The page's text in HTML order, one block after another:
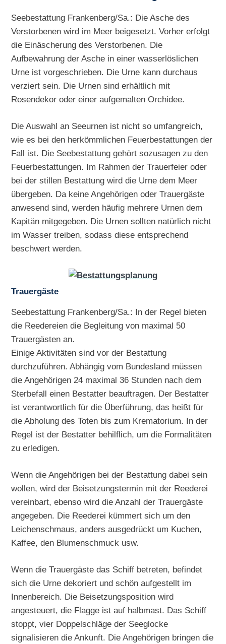
Seebestattung Frankenberg/Sa.: Die Asche des
Verstorbenen wird im Meer beigesetzt. Vorher erfolgt
die Einäscherung des Verstorbenen. Die
Aufbewahrung der Asche in einer wasserlöslichen
Urne ist vorgeschrieben. Die Urne kann durchaus
verziert sein. Die Urnen sind erhältlich mit
Rosendekor oder einer aufgemalten Orchidee.
Die Auswahl an Seeurnen ist nicht so umfangreich,
wie es bei den herkömmlichen Feuerbestattungen der
Fall ist. Die Seebestattung gehört sozusagen zu den
Feuerbestattungen. Im Rahmen der Trauerfeier oder
bei der stillen Bestattung wird die Urne dem Meer
übergeben. Da keine Angehörigen oder Trauergäste
anwesend sind, werden häufig mehrere Urnen dem
Kapitän mitgegeben. Die Urnen sollten natürlich nicht
im Wasser treiben, sodass diese entsprechend
beschwert werden.
Trauergäste
Seebestattung Frankenberg/Sa.: In der Regel bieten
die Reedereien die Begleitung von maximal 50
Trauergästen an.
Einige Aktivitäten sind vor der Bestattung
durchzuführen. Abhängig vom Bundesland müssen
die Angehörigen 24 maximal 36 Stunden nach dem
Sterbefall einen Bestatter beauftragen. Der Bestatter
ist verantwortlich für die Überführung, das heißt für
die Abholung des Toten bis zum Krematorium. In der
Regel ist der Bestatter behilflich, um die Formalitäten
zu erledigen.
Wenn die Angehörigen bei der Bestattung dabei sein
wollen, wird der Beisetzungstermin mit der Reederei
vereinbart, ebenso wird die Anzahl der Trauergäste
angegeben. Die Reederei kümmert sich um den
Leichenschmaus, anders ausgedrückt um Kuchen,
Kaffee, den Blumenschmuck usw.
Wenn die Trauergäste das Schiff betreten, befindet
sich die Urne dekoriert und schön aufgestellt im
Innenbereich. Die Beisetzungsposition wird
angesteuert, die Flagge ist auf halbmast. Das Schiff
stoppt, vier Doppelschläge der Seeglocke
signalisieren die Ankunft. Die Angehörigen bringen die